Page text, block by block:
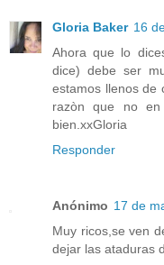
Gloria Baker 16
Ahora que lo
dice) debe ser
estamos llenos de
razòn que no
bien.xxGloria
Responder
Anónimo 17 de
Muy ricos,se ven
dejar las ataduras